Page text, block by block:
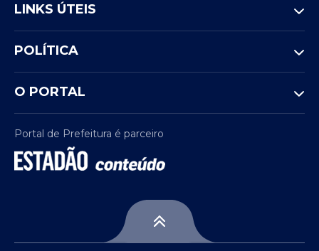
LINKS ÚTEIS
POLÍTICA
O PORTAL
Portal de Prefeitura é parceiro